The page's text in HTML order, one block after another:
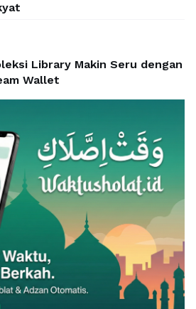
Library Makin Seru dengan
Wallet